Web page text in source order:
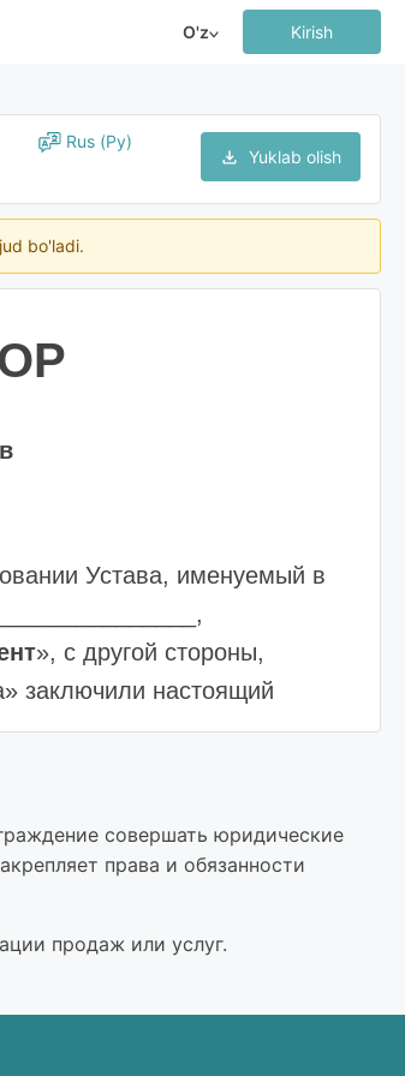
O'z Kirish
Rus (Ру)
Yuklab olish
bo'ladi.
Устава, именуемый в
», с другой стороны,
заключили настоящий
за вознаграждение,
действия
сделок по
совершать юридические
права и обязанности
продаж или услуг.